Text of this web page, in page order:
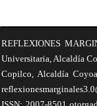
REFLEXIONES
Universitaria, Alcaldía
Copilco, Alcaldía